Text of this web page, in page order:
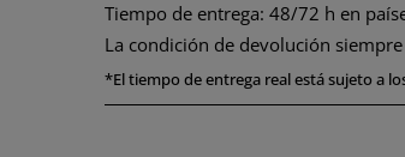
Tiempo de entrega: 48/72 h en
La condición de devolución
*El tiempo de entrega real está sujeto a